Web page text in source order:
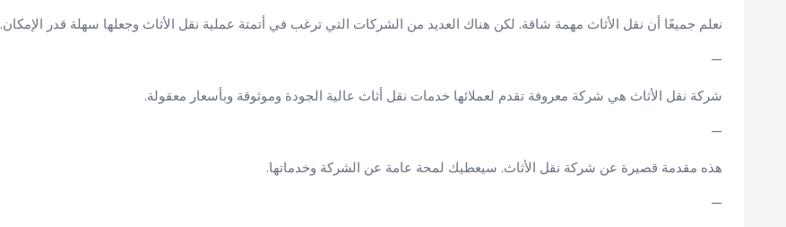
نعلم جميعًا أن نقل الأثاث مهمة شاقة. لكن هناك العديد من الشركات التي ترغب في أتمتة عملية نقل الأثاث وجعلها سهلة قدر الإمكان.
—
شركة نقل الأثاث هي شركة معروفة تقدم لعملائها خدمات نقل أثاث عالية الجودة وموثوقة وبأسعار معقولة.
—
هذه مقدمة قصيرة عن شركة نقل الأثاث. سيعطيك لمحة عامة عن الشركة وخدماتها.
—